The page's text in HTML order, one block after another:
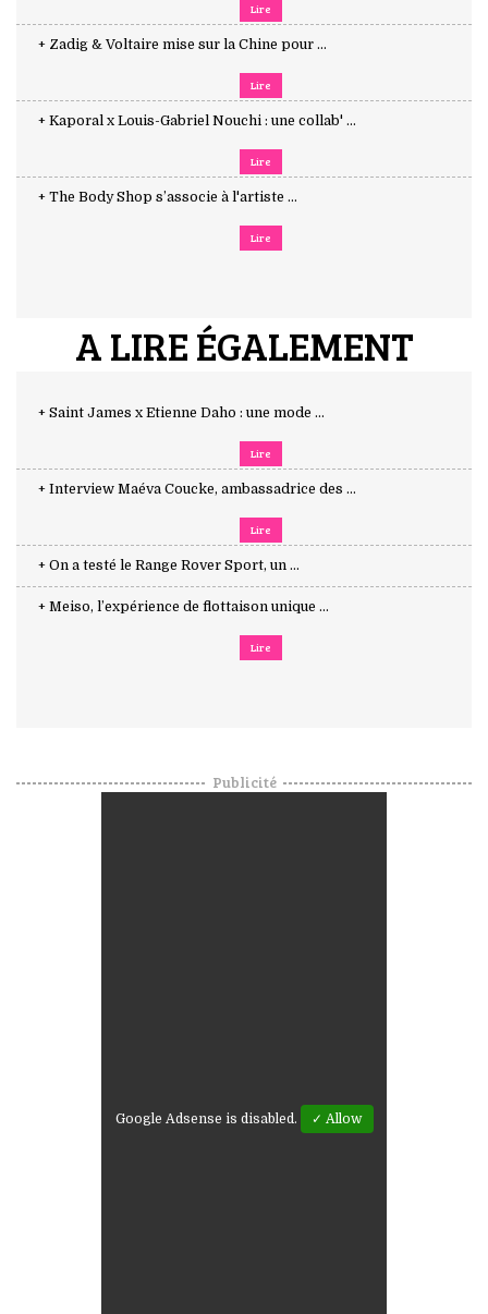
Lire
+ Zadig & Voltaire mise sur la Chine pour ...
Lire
+ Kaporal x Louis-Gabriel Nouchi : une collab' ...
Lire
+ The Body Shop s’associe à l'artiste ...
Lire
A LIRE ÉGALEMENT
+ Saint James x Etienne Daho : une mode ...
Lire
+ Interview Maéva Coucke, ambassadrice des ...
Lire
+ On a testé le Range Rover Sport, un ...
+ Meiso, l’expérience de flottaison unique ...
Lire
Publicité
Google Adsense is disabled. ✓ Allow